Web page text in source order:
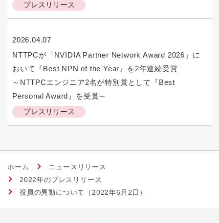
プレスリリース
2026.04.07
プレスリリース
NTTPCが「NVIDIA Partner Network Award 2026」に
おいて『Best NPN of the Year』を2年連続受賞
～NTTPCエンジニア2名が特別賞として『Best
Personal Award』を受賞～
ホーム
ニュースリリース
2022年のプレスリリース
役員の異動について（2022年6月2日）